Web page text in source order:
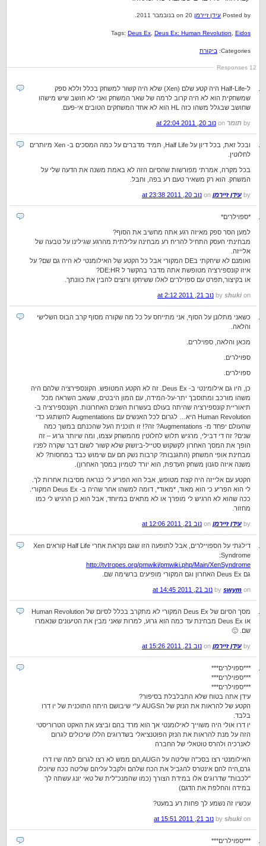
Posted by עידן זיירמן
Tags: Deus Ex Deus Ex: Human Revolution Eidos
Categories: ביקורת
12 Responses
ל-Half-Life היה קטע שלם (Xen) שלא היה קשור למשחק בכלל וללא ספק
שמשחקית הוא לא היה קרוב לרמה של שאר המשחק ואני לא חושב שיש מישהו
שחושב שבגלל משהו כזה HL הוא לא אחד המשחקים הטובים אי-פעם.
by תומר נוב 20, 2011 at 22:04
ובכל זאת, בכל דיון על Half Life, תמיד מדברים על כמה המסכים ב- Xen מיותרים
לחלוטין.
בכל מקרה, אמרתי מפורשות שהסיום הזה לא באמת משנה את הדעה שלי על
המשחק. הוא רק משאיר טעם רע בפה, וחבל.
by עידן זיירמן נוב 20, 2011 at 23:38
*ספוילרים*
למען הסר ספק מאיזה רגע אתה מחשיב את הסוף?
מבחינתי העסק התחיל להריח רע מבחינה עלילתית מהרגע שגילינו על טבעה של
אלייזה.
ואומנם לא שיחקתי בDE המקורי אבל כל הקטע של האילומנטי לא היה גם שם? על
איזו קונספירציה מטופשת אתה מדבר בהקשר ל DE:HR?
או בקיצור,תפרט עם ספוילרים לאלו ששיחקו ורוצים להבין את כוונתך.
by shuki on נוב 21, 2011 at 2:12
כשאני מתלונן על הסוף, אני מתייחס על כל מה שקורה מסוף קרב הבוס השלישי
והלאה.
מכאן והלאה, ספוילרים.
ספוילרים.
ספוילרים.
כן, היו גם אילומינטי ב- Deus Ex. זה לא הקטע המטופש. הקונספירציה שלהם היה
משהו מורכב ומתוסבך יתר-על-המידה, עם המון היבטים, ששאב השראה מכל
תיאוריית קונספירציה שהיתה בעולם בעשרות השנים האחרונות. הקונספירציה ב-
Human Revolution היא… לגרום לכל האנשים עם Augmentations להשתגע כדי
שהעולם יפחד מ- Augmentations? זה?! זו תוכנית העל שהכנתם במשך כמה
שנים? זה די דבילי, מרגיש תלוש לחלוטין מהמשחק עצמו, ומה שיותר גרוע – זה
הופך את המסך האחרון לקשקוש סטייל-ביושוק שלא קשור לשום דבר שקרה לפניו
מבחינת אופי המשחק (התגנבות? קרבות נשק חם עם שימוש כבד במחסות? לא
משנה איזה סגנון משחק העדפת, הוא יורד לטמיון במסך האחרון).
הקטע עם אלייזה היה קצת מטופש, אבל הוא הפריע לי כנראה מסיבות אחרות לך.
לי הוא הפריע כי הוא מאוד, *מאוד*, דומה למשהו אחר שהיה ב- Deus Ex המקורי.
ככה שהוא לא הרגיש לי מופרך או לא מתאים במיוחד, אבל הוא כן הרגיש לי כמו
מחזור.
by עידן זיירמן נוב 21, 2011 at 12:06
דילגתי על הספויילרים, אבל לתופעה הזו שגם נקראת אחרי Half Life קוראים Xen
Syndrome:
http://tvtropes.org/pmwiki/pmwiki.php/Main/XenSyndrome
גם Deus Ex האחרון וגם המקורי מופיעים ברשימה שם.
by swym on נוב 21, 2011 at 14:45
מסך הסיום של Deus Ex המקורי לא מתקרב בכלל לסיום של Human Revolution
או Deus Ex מבחינת עד כמה הוא גרוע, למרות שאני מבין את הטיעונים שנאמרו
שם. 🙂
by עידן זיירמן נוב 21, 2011 at 15:26
***ספוילרים***
***ספוילרים***
***ספוילרים***
עידן אתה בטוח שלא התבלבלת בסיפור?
הקטע של להראות את הנזק של הAUGS ע"י שיבושם היתה התוכנית של יו דרו
בלבד.
יו דרו אולי היה משוייך לאילומנטי אך הוא מרד בהם וביצע את האקט הטרוריסטי
הזה על מנת להראות את הנזק הפוטנציאלי בשדרוגים הללו שיכולים לגרום
לאנרכיה ולהרס טוטאלי של החברה
האילומנטי רצו בסכ"ה שליטה על הAUG,הם ממש לא רצו לגרום למה שיו דרו
גרם,היה להם אינטרס להגביל את הכח שלהם ולקבל עליהם שליטה ככה שיוכלו
"לכבות" שדרוגים אלו במידת הצורך (כמו שהמנכ"לית של טאי יונג עשתה לך
במידה והחלפת את הדגם)
עכשיו זה נשמע לך פחות רע במעט?
by shuki on נוב 21, 2011 at 15:51
***ספוילרים***